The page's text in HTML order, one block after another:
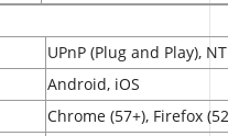
UPnP (Plug and Play),
Android, iOS
Chrome (57+), Firefox